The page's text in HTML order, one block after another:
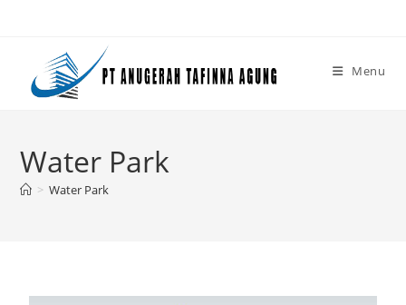
Menu
Water Park
> Water Park